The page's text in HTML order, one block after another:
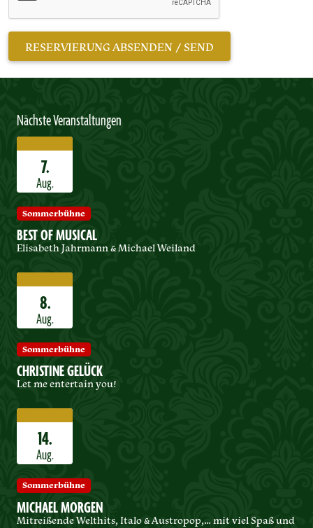
Nächste Veranstaltungen
7.
Aug.
Sommerbühne
BEST OF MUSICAL
Elisabeth Jahrmann & Michael Weiland
8.
Aug.
Sommerbühne
CHRISTINE GELÜCK
Let me entertain you!
14.
Aug.
Sommerbühne
MICHAEL MORGEN
Mitreißende Welthits, Italo & Austropop,… mit viel Spaß und